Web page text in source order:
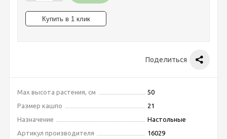
Поделиться
Max высота растения, см
50
Размер кашпо
21
Назначение
Настольные
Артикул производителя
16029